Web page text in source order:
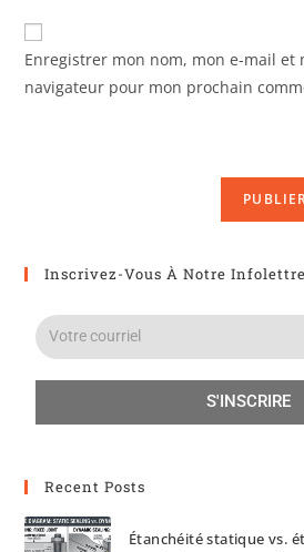
Enregistrer mon nom, mon e-mail et
navigateur pour mon prochain
Inscrivez-Vous À Notre Infolettre
S'INSCRIRE
Recent Posts
Étanchéité statique vs.